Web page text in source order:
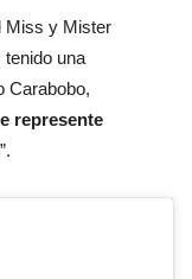
Miss y Mister
tenido una
Carabobo,
represente
”.